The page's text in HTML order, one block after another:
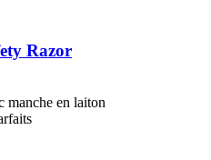
Razor
manche en laiton